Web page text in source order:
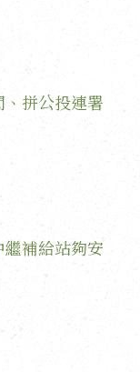
拼公投連署
補給站夠安